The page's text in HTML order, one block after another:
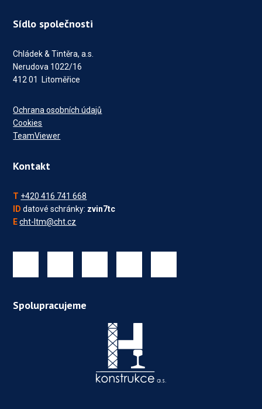
Sídlo společnosti
Chládek & Tintěra, a.s.
Nerudova 1022/16
412 01 Litoměřice
Ochrana osobních údajů
Cookies
TeamViewer
Kontakt
T +420 416 741 668
ID datové schránky: zvin7tc
E cht-ltm@cht.cz
Spolupracujeme